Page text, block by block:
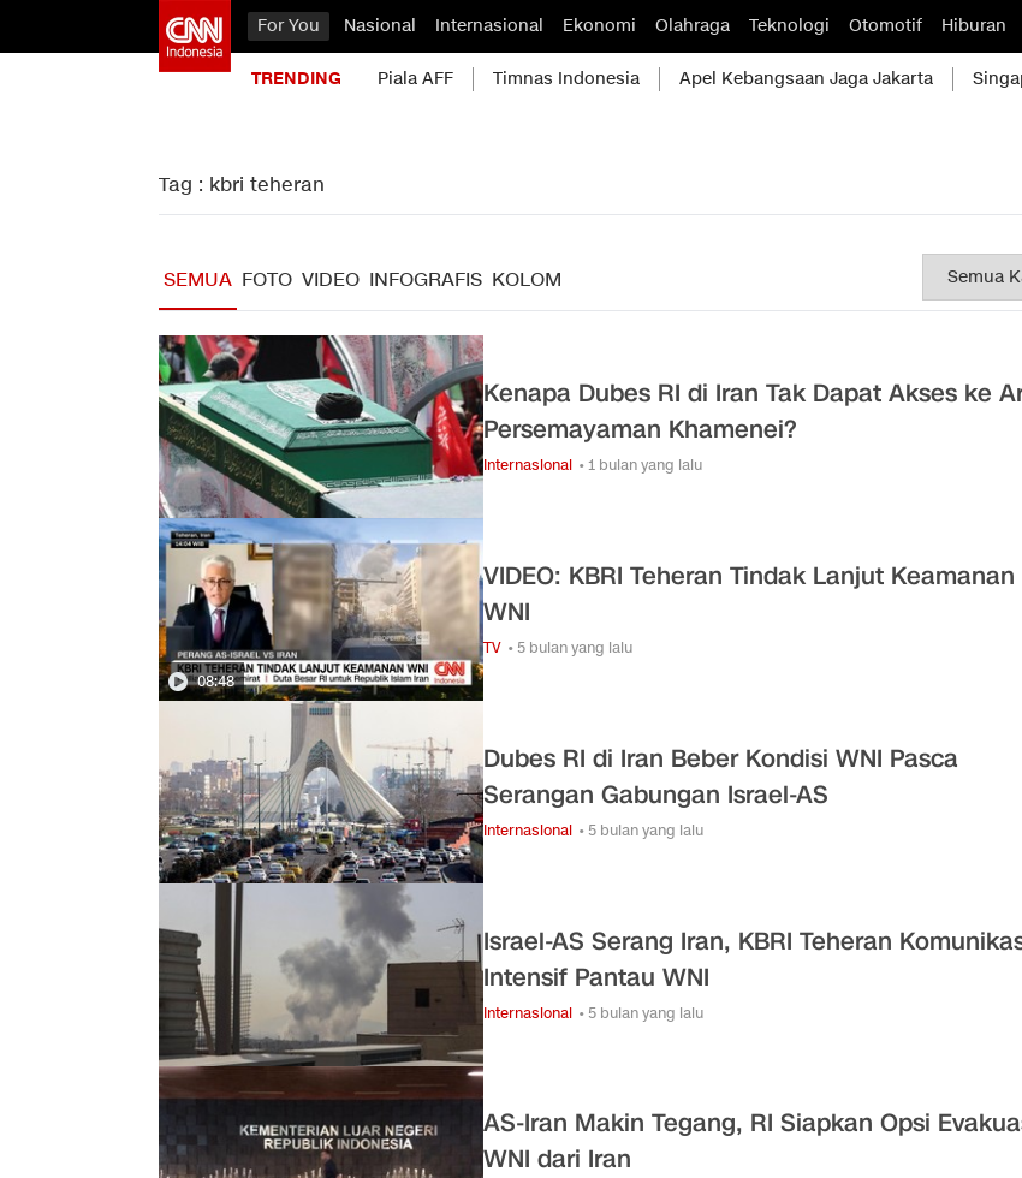
For You Nasional Internasional Ekonomi Olahraga Teknologi Otomotif Hiburan
TRENDING Piala AFF Timnas Indonesia Apel Kebangsaan Jaga Jakarta
Tag : kbri teheran
SEMUA FOTO VIDEO INFOGRAFIS KOLOM
Kenapa Dubes RI di Iran Tak Dapat Akses ke
Persemayaman Khamenei?
Internasional • 1 bulan yang lalu
08:48
VIDEO: KBRI Teheran Tindak Lanjut Keamanan
WNI
TV • 5 bulan yang lalu
Dubes RI di Iran Beber Kondisi WNI Pasca
Serangan Gabungan Israel-AS
Internasional • 5 bulan yang lalu
Israel-AS Serang Iran, KBRI Teheran
Intensif Pantau WNI
Internasional • 5 bulan yang lalu
AS-Iran Makin Tegang, RI Siapkan Opsi
WNI dari Iran